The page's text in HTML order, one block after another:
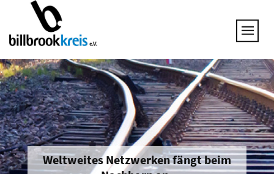
Weltweites Netzwerken fängt beim
UNSERE THEMEN
25 JAHRE NETZWERK
GESPRÄCHSKREISE
UNTERNEHMEN & BRANCHEN
JOB & QUALIFIZIERUNG
BRANCHENINFOS